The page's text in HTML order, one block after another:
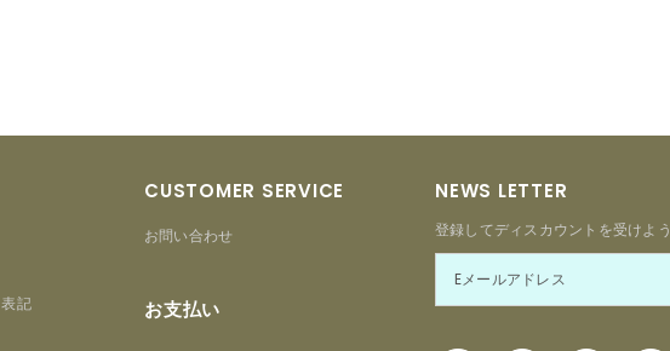
記
CUSTOMER SERVICE
お問い合わせ
お支払い
NEWS LETTER
登録してディスカウントを受けよう